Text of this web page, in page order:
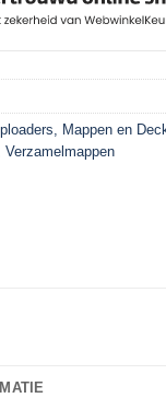
Mappen en
Verzamelmappen